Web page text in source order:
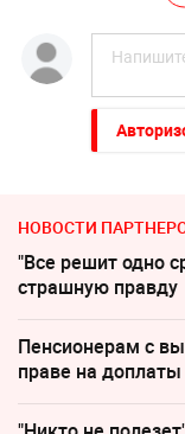
НОВОСТИ
"Все решит одно
страшную правду
Пенсионерам с
праве на доплаты